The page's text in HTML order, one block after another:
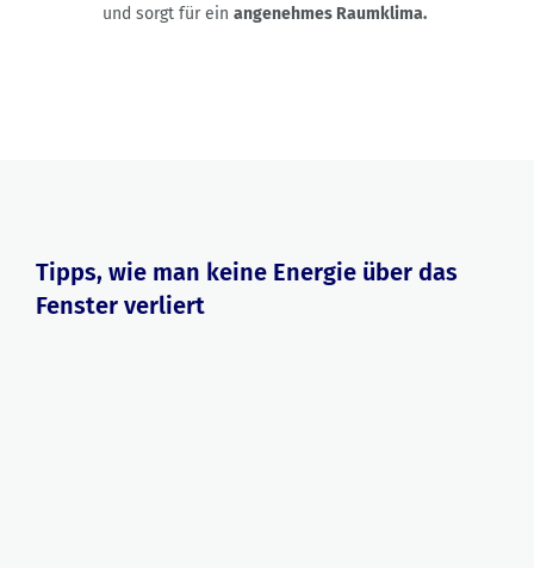
und sorgt für ein angenehmes Raumklima.
Tipps, wie man keine Energie über das
Fenster verliert